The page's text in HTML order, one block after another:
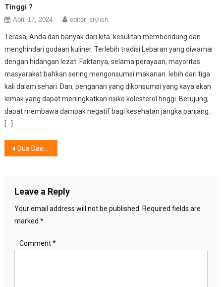
Tinggi ?
April 17, 2024 editor_stylish
Terasa, Anda dan banyak dari kita kesulitan membendung dan
menghindari godaan kuliner. Terlebih tradisi Lebaran yang diwarnai
dengan hidangan lezat. Faktanya, selama perayaan, mayoritas
masyarakat bahkan sering mengonsumsi makanan lebih dari tiga
kali dalam sehari. Dan, penganan yang dikonsumsi yang kaya akan
lemak yang dapat meningkatkan risiko kolesterol tinggi. Berujung,
dapat membawa dampak negatif bagi kesehatan jangka panjang.
[…]
Post
Dua Daerah Pilihan Destinasi Jelang Libur Panjang ………. (?)
Leave a Reply
Your email address will not be published.
Required fields are
marked *
Comment*